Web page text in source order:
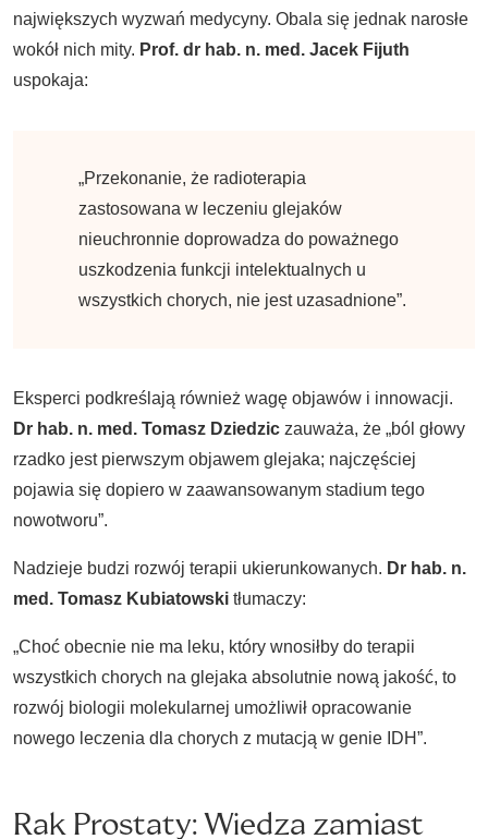
największych wyzwań medycyny. Obala się jednak narosłe
wokół nich mity. Prof. dr hab. n. med. Jacek Fijuth
uspokaja:
„Przekonanie, że radioterapia
zastosowana w leczeniu glejaków
nieuchronnie doprowadza do poważnego
uszkodzenia funkcji intelektualnych u
wszystkich chorych, nie jest uzasadnione”.
Eksperci podkreślają również wagę objawów i innowacji.
Dr hab. n. med. Tomasz Dziedzic zauważa, że „ból głowy
rzadko jest pierwszym objawem glejaka; najczęściej
pojawia się dopiero w zaawansowanym stadium tego
nowotworu”.
Nadzieje budzi rozwój terapii ukierunkowanych. Dr hab. n.
med. Tomasz Kubiatowski tłumaczy:
„Choć obecnie nie ma leku, który wnosiłby do terapii
wszystkich chorych na glejaka absolutnie nową jakość, to
rozwój biologii molekularnej umożliwił opracowanie
nowego leczenia dla chorych z mutacją w genie IDH”.
Rak Prostaty: Wiedza zamiast